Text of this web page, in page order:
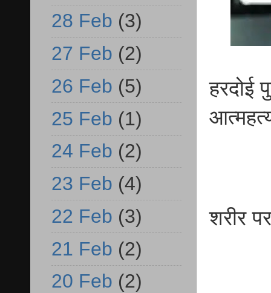
हरदोई
शरीर
28 Feb (3)
27 Feb (2)
26 Feb (5)
25 Feb (1)
24 Feb (2)
23 Feb (4)
22 Feb (3)
21 Feb (2)
20 Feb (2)